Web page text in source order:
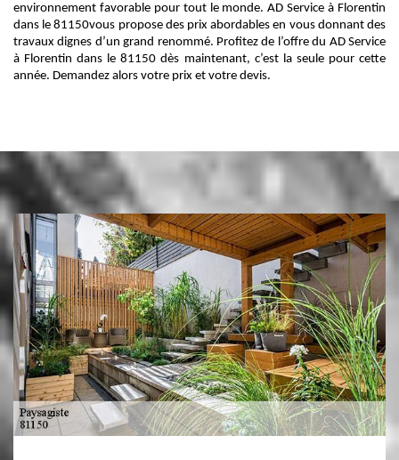
environnement favorable pour tout le monde. AD Service à Florentin
dans le 81150vous propose des prix abordables en vous donnant des
travaux dignes d’un grand renommé. Profitez de l’offre du AD Service
à Florentin dans le 81150 dès maintenant, c’est la seule pour cette
année. Demandez alors votre prix et votre devis.